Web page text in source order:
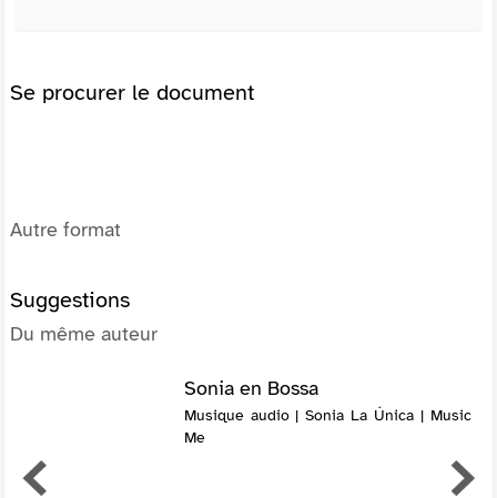
Se procurer le document
Autre format
Suggestions
Du même auteur
Sonia en Bossa
Musique audio | Sonia La Única | Music
Me